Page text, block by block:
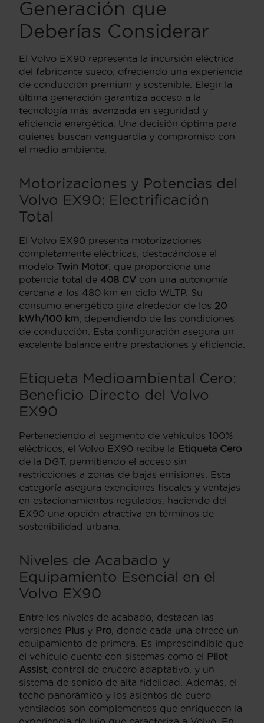
Generación que
Deberías Considerar
El Volvo EX90 representa la incursión eléctrica
del fabricante sueco, ofreciendo una experiencia
de conducción premium y sostenible. Elegir la
última generación garantiza acceso a la
tecnología más avanzada en seguridad y
eficiencia energética. Una decisión óptima para
quienes buscan vanguardia y compromiso con
el medio ambiente.
Motorizaciones y Potencias del
Volvo EX90: Electrificación
Total
El Volvo EX90 presenta motorizaciones
completamente eléctricas, destacándose el
modelo Twin Motor, que proporciona una
potencia total de 408 CV con una autonomía
cercana a los 480 km en ciclo WLTP. Su
consumo energético gira alrededor de los 20
kWh/100 km, dependiendo de las condiciones
de conducción. Esta configuración asegura un
excelente balance entre prestaciones y eficiencia.
Etiqueta Medioambiental Cero:
Beneficio Directo del Volvo
EX90
Perteneciendo al segmento de vehículos 100%
eléctricos, el Volvo EX90 recibe la Etiqueta Cero
de la DGT, permitiendo el acceso sin
restricciones a zonas de bajas emisiones. Esta
categoría asegura exenciones fiscales y ventajas
en estacionamientos regulados, haciendo del
EX90 una opción atractiva en términos de
sostenibilidad urbana.
Niveles de Acabado y
Equipamiento Esencial en el
Volvo EX90
Entre los niveles de acabado, destacan las
versiones Plus y Pro, donde cada una ofrece un
equipamiento de primera. Es imprescindible que
el vehículo cuente con sistemas como el Pilot
Assist, control de crucero adaptativo, y un
sistema de sonido de alta fidelidad. Además, el
techo panorámico y los asientos de cuero
ventilados son complementos que enriquecen la